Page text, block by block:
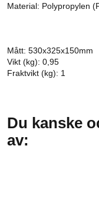
Material: Polypropylen
Mått: 530x325x150mm
Vikt (kg): 0,95
Fraktvikt (kg): 1
Du kanske
av: